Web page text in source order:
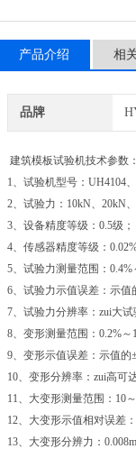
产品介绍 相
品牌
建筑模板试验机技术参数
1、试验机型号：UH4104
2、试验力：10kN、20kN
3、设备精度等级：0.5级；
4、传感器精度等级：
5、试验力测量范围：
6、试验力示值误差：示值
7、试验力分辨率：zui大
8、变形测量范围：0.2%～
9、变形示值误差：示值的
10、变形分辨率：zui高可
11、大变形测量范围：10
12、大变形示值相对误差
13、大变形分辨力：